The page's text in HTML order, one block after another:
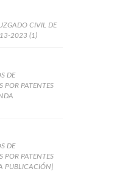
CIVIL DE
2023 (1)
DE
POR PATENTES
DE
POR PATENTES
PUBLICACIÓN]